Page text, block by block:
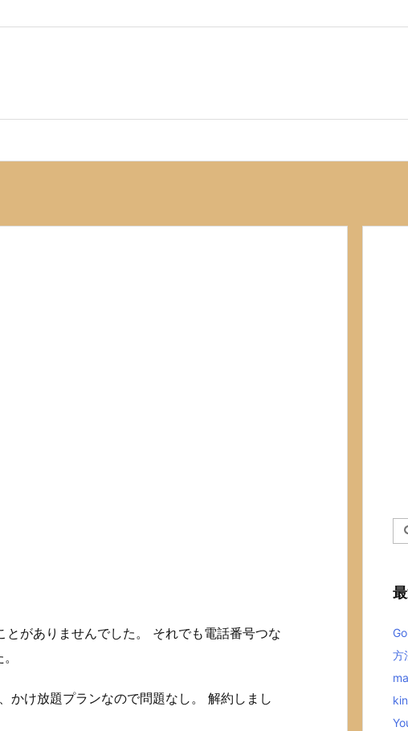
がありませんでした。 それでも電話番号つな
け放題プランなので問題なし。 解約しまし
方